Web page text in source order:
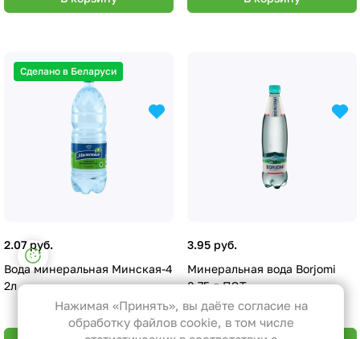
Сделано в Беларуси
2.07 руб.
Вода минеральная Минская-4
2л
3.95 руб.
Минеральная вода Borjomi
0,75 л ПЭТ
Настройки файлов cookie
Функциональные
Эти файлы необходимы для
функционирования сайта и не
Нажимая «Принять», вы даёте согласие на
обработку файлов cookie, в том числе